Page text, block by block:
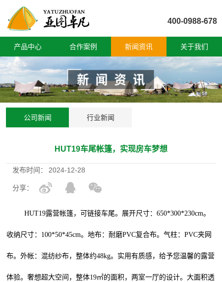
400-0988-678
产品中心 合作案例 新闻资讯 关于我们
公司新闻 行业新闻
HUT19车尾帐篷，实现房车梦想
发布时间： 2024-12-28
分享：
HUT19露营帐篷，可链接车尾。展开尺寸：650*300*230cm。
收纳尺寸：100*50*45cm。地布：耐磨PVC复合布。气柱：PVC夹网
布。外帐：混纺纱布，整体约48kg。实用有质感，给予您温馨的露营
体验。奢想超大空间，整体19㎡的面积，两室一厅的设计。大面积透